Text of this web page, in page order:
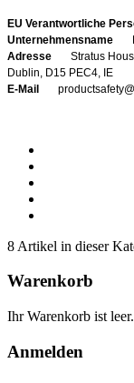
EU Verantwortliche
Unternehmensname
Adresse Stratus
Dublin, D15 PEC4, IE
E-Mail
8 Artikel in dieser
Warenkorb
Ihr Warenkorb ist leer.
Anmelden